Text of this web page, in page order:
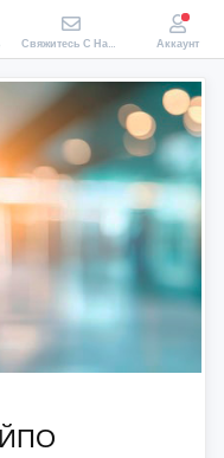
Свяжитесь С Нами Аккаунт